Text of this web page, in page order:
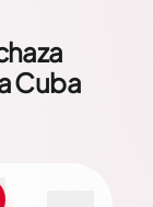
Cuba